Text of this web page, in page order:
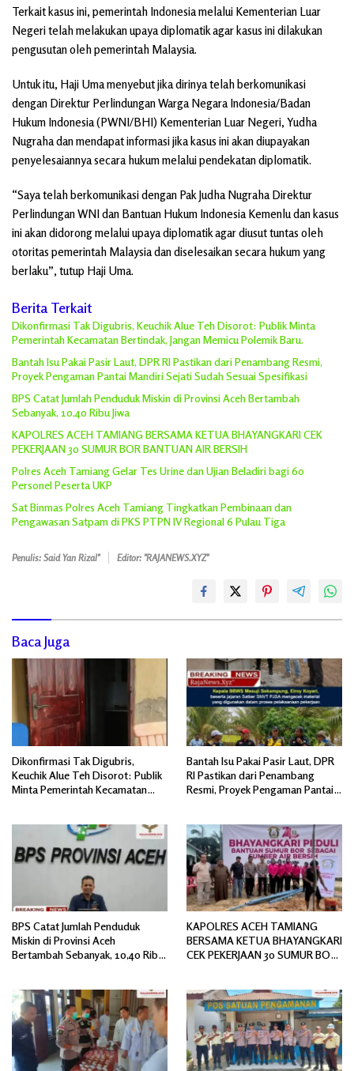
Terkait kasus ini, pemerintah Indonesia melalui Kementerian Luar
Negeri telah melakukan upaya diplomatik agar kasus ini dilakukan
pengusutan oleh pemerintah Malaysia.
Untuk itu, Haji Uma menyebut jika dirinya telah berkomunikasi
dengan Direktur Perlindungan Warga Negara Indonesia/Badan
Hukum Indonesia (PWNI/BHI) Kementerian Luar Negeri, Yudha
Nugraha dan mendapat informasi jika kasus ini akan diupayakan
penyelesaiannya secara hukum melalui pendekatan diplomatik.
“Saya telah berkomunikasi dengan Pak Judha Nugraha Direktur
Perlindungan WNI dan Bantuan Hukum Indonesia Kemenlu dan kasus
ini akan didorong melalui upaya diplomatik agar diusut tuntas oleh
otoritas pemerintah Malaysia dan diselesaikan secara hukum yang
berlaku”, tutup Haji Uma.
Berita Terkait
Dikonfirmasi Tak Digubris, Keuchik Alue Teh Disorot: Publik Minta
Pemerintah Kecamatan Bertindak, Jangan Memicu Polemik Baru.
Bantah Isu Pakai Pasir Laut, DPR RI Pastikan dari Penambang Resmi,
Proyek Pengaman Pantai Mandiri Sejati Sudah Sesuai Spesifikasi
BPS Catat Jumlah Penduduk Miskin di Provinsi Aceh Bertambah
Sebanyak, 10,40 Ribu Jiwa
KAPOLRES ACEH TAMIANG BERSAMA KETUA BHAYANGKARI CEK
PEKERJAAN 30 SUMUR BOR BANTUAN AIR BERSIH
Polres Aceh Tamiang Gelar Tes Urine dan Ujian Beladiri bagi 60
Personel Peserta UKP
Sat Binmas Polres Aceh Tamiang Tingkatkan Pembinaan dan
Pengawasan Satpam di PKS PTPN IV Regional 6 Pulau Tiga
Penulis: Said Yan Rizal" Editor: "RAJANEWS.XYZ"
Baca Juga
Dikonfirmasi Tak Digubris,
Keuchik Alue Teh Disorot: Publik
Minta Pemerintah Kecamatan
Bantah Isu Pakai Pasir Laut, DPR
RI Pastikan dari Penambang
Resmi, Proyek Pengaman Pantai
BPS Catat Jumlah Penduduk
Miskin di Provinsi Aceh
Bertambah Sebanyak, 10,40 Ribu
KAPOLRES ACEH TAMIANG
BERSAMA KETUA BHAYANGKARI
CEK PEKERJAAN 30 SUMUR BOR